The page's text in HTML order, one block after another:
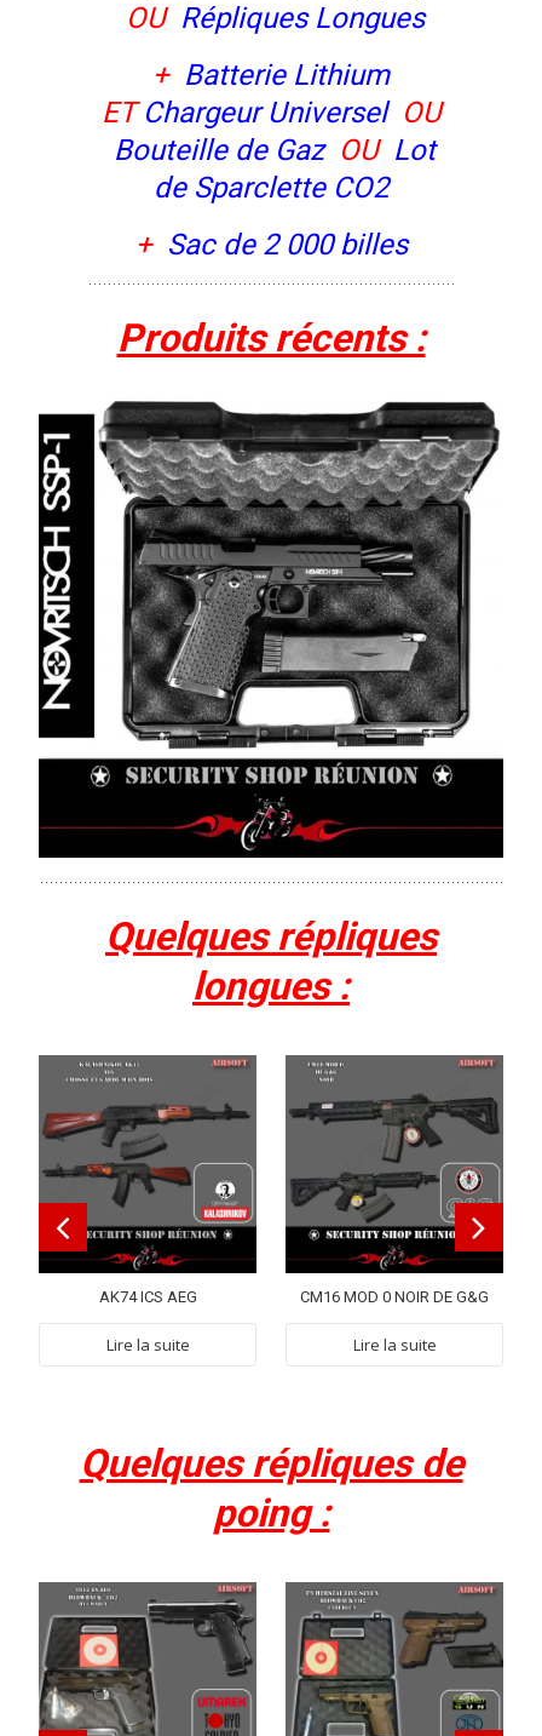
OURépliques Longues
+Batterie Lithium
ETChargeur Universel OU
Bouteille de Gaz OULot
de Sparclette CO2
+Sac de 2 000 billes
Produits récents :
Quelques répliques
longues :
AK74 ICS AEG
Lire la suite
CM16 MOD 0 NOIR DE G&G
Lire la suite
Quelques répliques de
poing :